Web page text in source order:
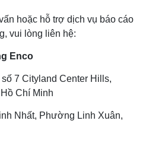
hoặc hỗ trợ dịch vụ báo cáo
vui lòng liên hệ:
Enco
7 Cityland Center Hills,
Chí Minh
Nhất, Phường Linh Xuân,